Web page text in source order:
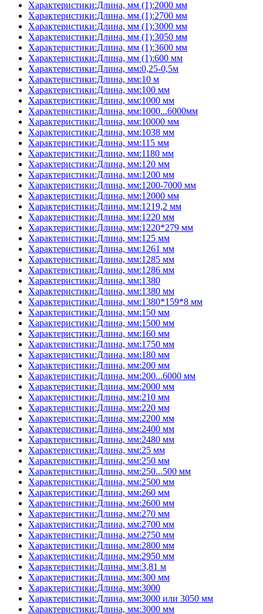
Характеристики:Длина, мм (1):2000 мм
Характеристики:Длина, мм (1):2700 мм
Характеристики:Длина, мм (1):3000 мм
Характеристики:Длина, мм (1):3050 мм
Характеристики:Длина, мм (1):3600 мм
Характеристики:Длина, мм (1):600 мм
Характеристики:Длина, мм:0,25-0,5м
Характеристики:Длина, мм:10 м
Характеристики:Длина, мм:100 мм
Характеристики:Длина, мм:1000 мм
Характеристики:Длина, мм:1000...6000мм
Характеристики:Длина, мм:10000 мм
Характеристики:Длина, мм:1038 мм
Характеристики:Длина, мм:115 мм
Характеристики:Длина, мм:1180 мм
Характеристики:Длина, мм:120 мм
Характеристики:Длина, мм:1200 мм
Характеристики:Длина, мм:1200-7000 мм
Характеристики:Длина, мм:12000 мм
Характеристики:Длина, мм:1219,2 мм
Характеристики:Длина, мм:1220 мм
Характеристики:Длина, мм:1220*279 мм
Характеристики:Длина, мм:125 мм
Характеристики:Длина, мм:1261 мм
Характеристики:Длина, мм:1285 мм
Характеристики:Длина, мм:1286 мм
Характеристики:Длина, мм:1380
Характеристики:Длина, мм:1380 мм
Характеристики:Длина, мм:1380*159*8 мм
Характеристики:Длина, мм:150 мм
Характеристики:Длина, мм:1500 мм
Характеристики:Длина, мм:160 мм
Характеристики:Длина, мм:1750 мм
Характеристики:Длина, мм:180 мм
Характеристики:Длина, мм:200 мм
Характеристики:Длина, мм:200...6000 мм
Характеристики:Длина, мм:2000 мм
Характеристики:Длина, мм:210 мм
Характеристики:Длина, мм:220 мм
Характеристики:Длина, мм:2200 мм
Характеристики:Длина, мм:2400 мм
Характеристики:Длина, мм:2480 мм
Характеристики:Длина, мм:25 мм
Характеристики:Длина, мм:250 мм
Характеристики:Длина, мм:250...500 мм
Характеристики:Длина, мм:2500 мм
Характеристики:Длина, мм:260 мм
Характеристики:Длина, мм:2600 мм
Характеристики:Длина, мм:270 мм
Характеристики:Длина, мм:2700 мм
Характеристики:Длина, мм:2750 мм
Характеристики:Длина, мм:2800 мм
Характеристики:Длина, мм:2950 мм
Характеристики:Длина, мм:3,81 м
Характеристики:Длина, мм:300 мм
Характеристики:Длина, мм:3000
Характеристики:Длина, мм:3000 или 3050 мм
Характеристики:Длина, мм:3000 мм